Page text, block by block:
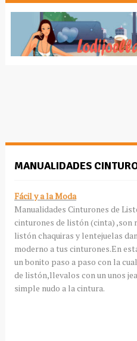
MANUALIDADES
Fácil y a la Moda
Manualidades Cinturones de
cinturones de listón (cinta) ,son
listón chaquiras y lentejuelas
moderno a tus cinturones.En
un bonito paso a paso con la
de listón,llevalos con un unos
simple nudo a la cintura.